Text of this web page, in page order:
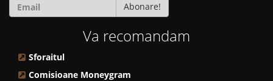
Abonare!
Va recomandam
Sforaitul
Comisioane Moneygram